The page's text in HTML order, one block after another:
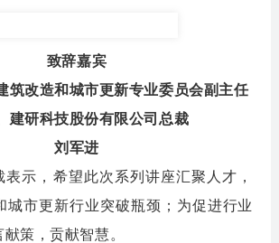
致辞嘉宾
筑改造和城市更新专业委员会副主任
建研科技股份有限公司总裁
刘军进
表示，希望此次系列讲座汇聚人才，
城市更新行业突破瓶颈；为促进行业
策，贡献智慧。